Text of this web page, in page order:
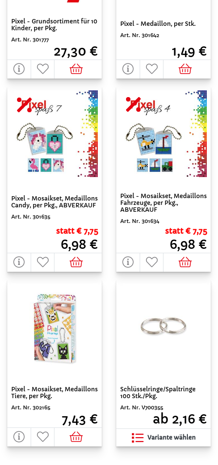
Pixel - Grundsortiment für 10
Kinder, per Pkg.
Art. Nr. 301777
27,30 €
Pixel - Medaillon, per Stk.
Art. Nr. 301642
1,49 €
Pixel - Mosaikset, Medaillons
Candy, per Pkg., ABVERKAUF
Art. Nr. 301635
statt € 7,75
6,98 €
Pixel - Mosaikset, Medaillons
Fahrzeuge, per Pkg.,
ABVERKAUF
Art. Nr. 301634
statt € 7,75
6,98 €
Pixel - Mosaikset, Medaillons
Tiere, per Pkg.
Art. Nr. 302165
7,43 €
Schlüsselringe/Spaltringe
100 Stk./Pkg.
Art. Nr. V700355
ab 2,16 €
Variante wählen